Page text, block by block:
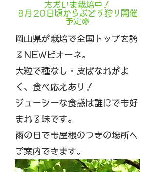
ただいま栽培中！​
8月20日頃からぶどう狩り開催
予定🍇
岡山県が栽培で全国トップを誇
るNEWピオーネ。
大粒で種なし・皮ばなれがよ
く、食べ応えあり！
ジューシーな食感は誰にでも好
まれる味です。
雨の日でも屋根のつきの場所へ
ご案内できます。